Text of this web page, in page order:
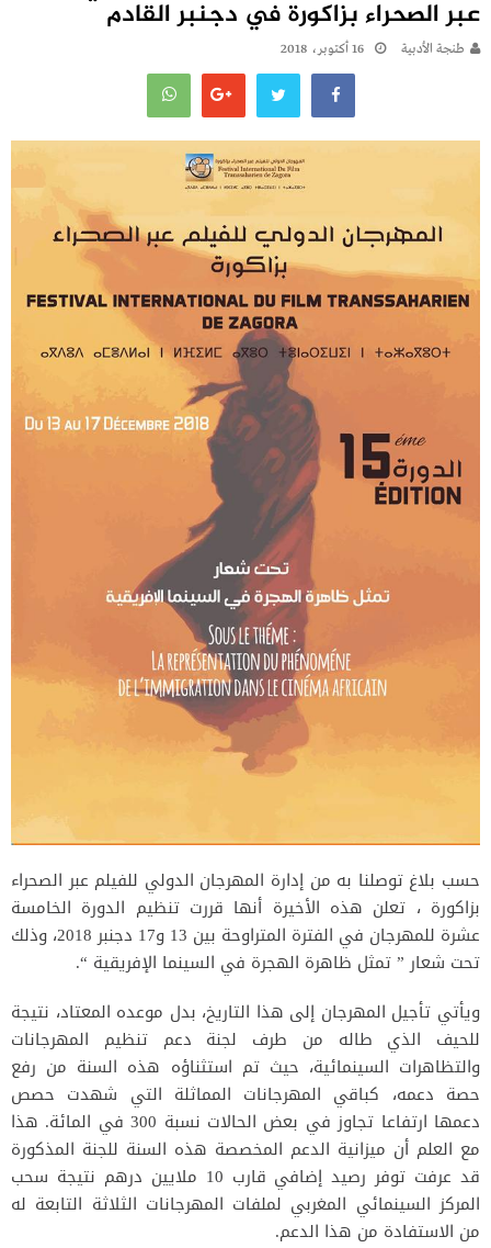
عبر الصحراء بزاكورة في دجنبر القادم
طنجة الأدبية 16 أكتوبر، 2018
حسب بلاغ توصلنا به من إدارة المهرجان الدولي للفيلم عبر الصحراء
بزاكورة ، تعلن هذه الأخيرة أنها قررت تنظيم الدورة الخامسة
عشرة للمهرجان في الفترة المتراوحة بين 13 و17 دجنبر 2018، وذلك
تحت شعار ” تمثل ظاهرة الهجرة في السينما الإفريقية “.
ويأتي تأجيل المهرجان إلى هذا التاريخ، بدل موعده المعتاد، نتيجة
للحيف الذي طاله من طرف لجنة دعم تنظيم المهرجانات
والتظاهرات السينمائية، حيث تم استثناؤه هذه السنة من رفع
حصة دعمه، كباقي المهرجانات المماثلة التي شهدت حصص
دعمها ارتفاعا تجاوز في بعض الحالات نسبة 300 في المائة. هذا
مع العلم أن ميزانية الدعم المخصصة هذه السنة للجنة المذكورة
قد عرفت توفر رصيد إضافي قارب 10 ملايين درهم نتيجة سحب
المركز السينمائي المغربي لملفات المهرجانات الثلاثة التابعة له
من الاستفادة من هذا الدعم.